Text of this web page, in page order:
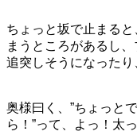
ちょっと坂で止まる
まうところがあるし
追突しそうになったり
奥様曰く、”ちょっと
ら！”って、よっ！太